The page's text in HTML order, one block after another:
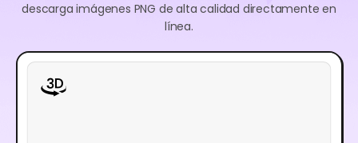
descarga imágenes PNG de alta calidad directamente en
línea.